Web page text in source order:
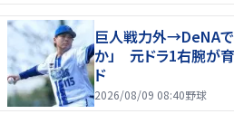
巨人戦力外→DeNAで
か」 元ドラ1右腕が
ド
2026/08/09 08:40野球